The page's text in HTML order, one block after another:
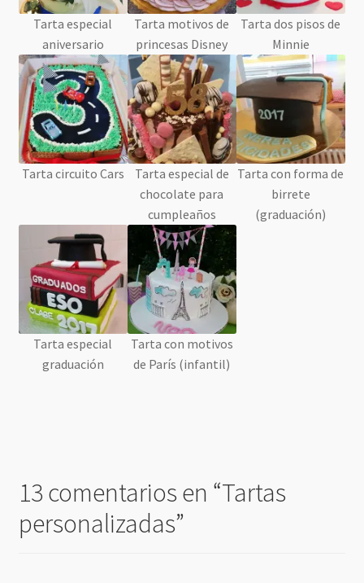
Tarta especial
aniversario
Tarta motivos de
princesas Disney
Tarta dos pisos de
Minnie
Tarta circuito Cars
Tarta especial de
chocolate para
cumpleaños
Tarta con forma de
birrete
(graduación)
Tarta especial
graduación
Tarta con motivos
de París (infantil)
13 comentarios en “Tartas
personalizadas”